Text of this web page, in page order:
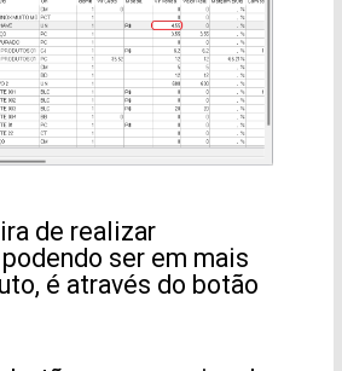
de realizar
ser em mais
é através do botão